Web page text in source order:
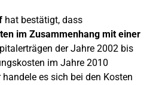
hat bestätigt, dass
im Zusammenhang mit einer
der Jahre 2002 bis
im Jahre 2010
es sich bei den Kosten